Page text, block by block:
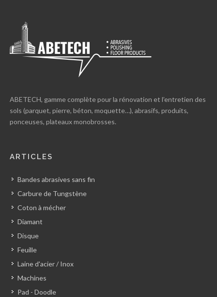
ABETECH, gamme complète pour la rénovation et l’entretien des
sols (parquet, pierre, béton, moquette…), abrasifs, produits,
ponceuses, plateaux monobrosses.
ARTICLES
Bandes abrasives sans fin
Carbure de Tungstène
Coton à mécher
Diamant
Disque
Feuille
Laine d'acier / Inox
Machines
Pad - Doodle